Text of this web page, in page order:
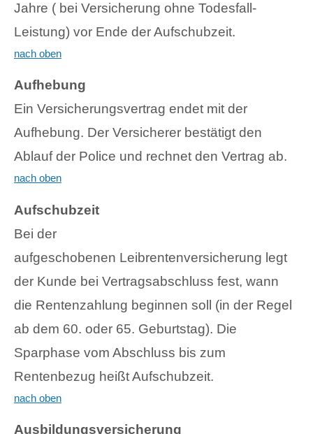
Jahre ( bei Versicherung ohne Todesfall-
Leistung) vor Ende der Aufschubzeit.
nach oben
Aufhebung
Ein Versicherungsvertrag endet mit der
Aufhebung. Der Versicherer bestätigt den
Ablauf der Police und rechnet den Vertrag ab.
nach oben
Aufschubzeit
Bei der
aufgeschobenen Leibrentenversicherung legt
der Kunde bei Vertragsabschluss fest, wann
die Rentenzahlung beginnen soll (in der Regel
ab dem 60. oder 65. Geburtstag). Die
Sparphase vom Abschluss bis zum
Rentenbezug heißt Aufschubzeit.
nach oben
Ausbildungsversicherung